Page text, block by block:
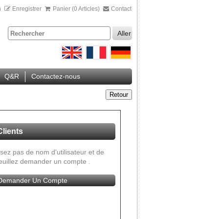
Enregistrer Panier (0 Articles) Contact
Aller
Q&R Contactez-nous
Retour
pas de nom d'utilisateur et de
demander un compte
Un Compte